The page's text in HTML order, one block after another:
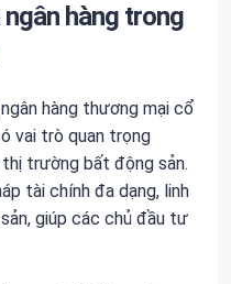
hàng trong
hàng thương mại cổ
vai trò quan trọng
trường bất động sản.
tài chính đa dạng, linh
giúp các chủ đầu tư